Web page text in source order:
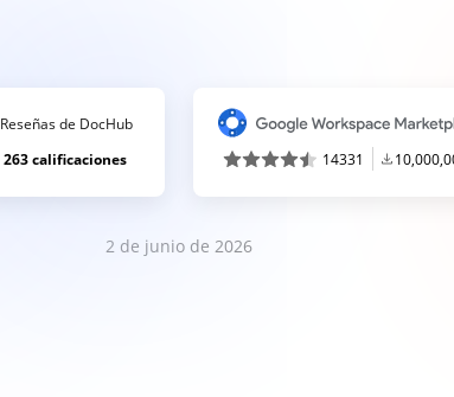
Reseñas de DocHub
263 calificaciones
14331
2 de junio de 2026